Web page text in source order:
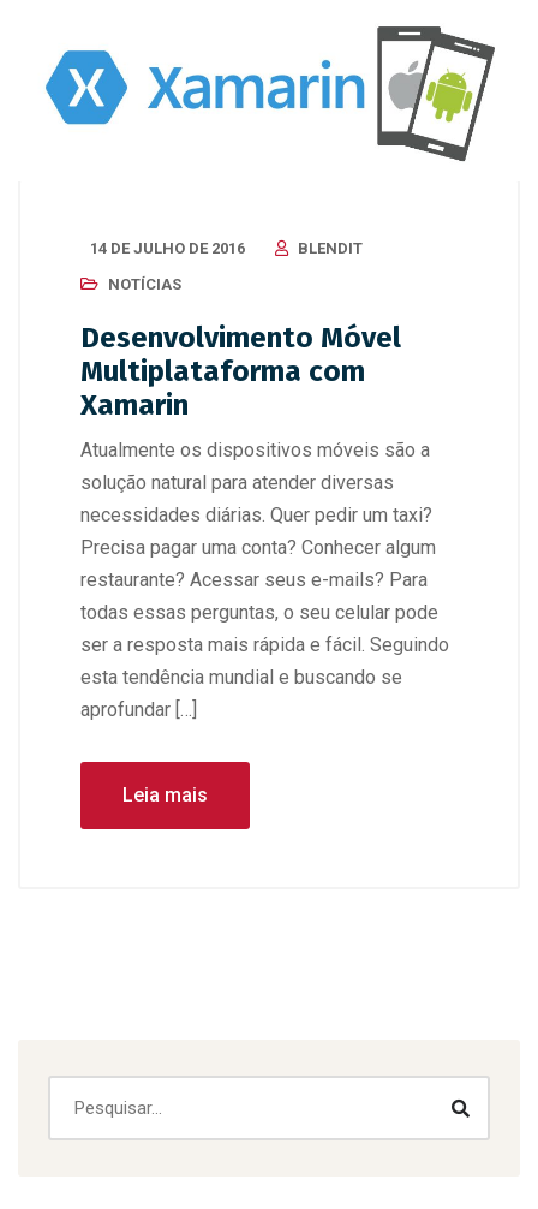
14 DE JULHO DE 2016
BLENDIT
NOTÍCIAS
Desenvolvimento Móvel
Multiplataforma com
Xamarin
Atualmente os dispositivos móveis são a
solução natural para atender diversas
necessidades diárias. Quer pedir um taxi?
Precisa pagar uma conta? Conhecer algum
restaurante? Acessar seus e-mails? Para
todas essas perguntas, o seu celular pode
ser a resposta mais rápida e fácil. Seguindo
esta tendência mundial e buscando se
aprofundar […]
Leia mais